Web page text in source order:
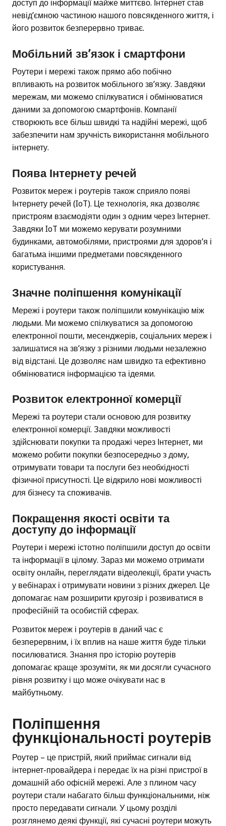
доступ до інформації майже миттєво. Інтернет став
невід’ємною частиною нашого повсякденного життя, і
його розвиток безперервно триває.
Мобільний зв’язок і смартфони
Роутери і мережі також прямо або побічно
впливають на розвиток мобільного зв’язку. Завдяки
мережам, ми можемо спілкуватися і обмінюватися
даними за допомогою смартфонів. Компанії
створюють все більш швидкі та надійні мережі, щоб
забезпечити нам зручність використання мобільного
інтернету.
Поява Інтернету речей
Розвиток мереж і роутерів також сприяло появі
Інтернету речей (IoT). Це технологія, яка дозволяє
пристроям взаємодіяти один з одним через Інтернет.
Завдяки IoT ми можемо керувати розумними
будинками, автомобілями, пристроями для здоров’я і
багатьма іншими предметами повсякденного
користування.
Значне поліпшення комунікації
Мережі і роутери також поліпшили комунікацію між
людьми. Ми можемо спілкуватися за допомогою
електронної пошти, месенджерів, соціальних мереж і
залишатися на зв’язку з різними людьми незалежно
від відстані. Це дозволяє нам швидко та ефективно
обмінюватися інформацією та ідеями.
Розвиток електронної комерції
Мережі та роутери стали основою для розвитку
електронної комерції. Завдяки можливості
здійснювати покупки та продажі через Інтернет, ми
можемо робити покупки безпосередньо з дому,
отримувати товари та послуги без необхідності
фізичної присутності. Це відкрило нові можливості
для бізнесу та споживачів.
Покращення якості освіти та
доступу до інформації
Роутери і мережі істотно поліпшили доступ до освіти
та інформації в цілому. Зараз ми можемо отримати
освіту онлайн, переглядати відеолекції, брати участь
у вебінарах і отримувати новини з різних джерел. Це
допомагає нам розширити кругозір і розвиватися в
професійній та особистій сферах.
Розвиток мереж і роутерів в даний час є
безперервним, і їх вплив на наше життя буде тільки
посилюватися. Знання про історію роутерів
допомагає краще зрозуміти, як ми досягли сучасного
рівня розвитку і що може очікувати нас в
майбутньому.
Поліпшення
функціональності роутерів
Роутер – це пристрій, який приймає сигнали від
інтернет-провайдера і передає їх на різні пристрої в
домашній або офісній мережі. Але з плином часу
роутери стали набагато більш функціональними, ніж
просто передавати сигнали. У цьому розділі
розглянемо деякі функції, які сучасні роутери можуть